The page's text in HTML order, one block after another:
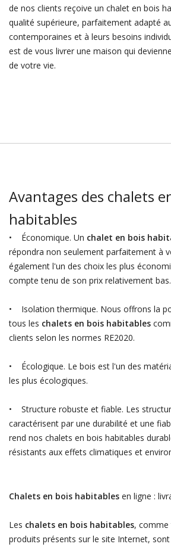
de nos clients reçoive un chalet en bois
qualité supérieure, parfaitement adapté
contemporaines et à leurs besoins
est de vous livrer une maison qui
de votre vie.
Avantages des chalets
habitables
• Économique. Un chalet en bois
répondra non seulement parfaitement à
également l'un des choix les plus
compte tenu de son prix relativement bas.
• Isolation thermique. Nous offrons la
tous les chalets en bois habitables
clients selon les normes RE2020.
• Écologique. Le bois est l'un des
les plus écologiques.
• Structure robuste et fiable. Les
caractérisent par une durabilité et une
rend nos chalets en bois habitables
résistants aux effets climatiques et
Chalets en bois habitablesen ligne :
Les chalets en bois habitables, comme
produits présents sur le site Internet,